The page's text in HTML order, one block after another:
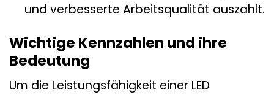
und verbesserte Arbeitsqualität auszahlt.
Wichtige Kennzahlen und ihre
Bedeutung
Um die Leistungsfähigkeit einer LED